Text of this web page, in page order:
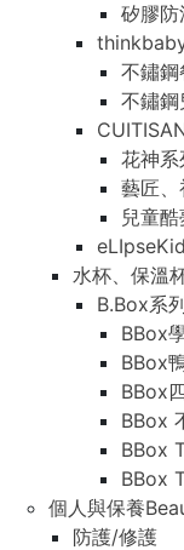
矽膠
不鏽鋼
不鏽鋼
花神系
藝匠、
兒童
水杯、保溫
B.Box系
BBox
BBox
BBox
BBox
BBox
BBox
個人與保養
防護/修護